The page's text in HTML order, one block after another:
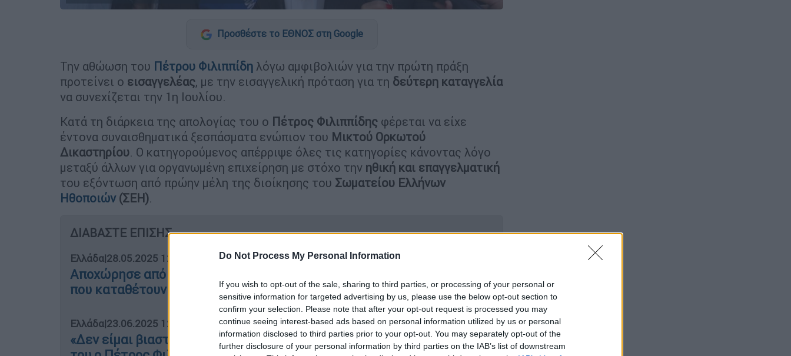
Do Not Process My Personal Information
If you wish to opt-out of the sale, sharing to third parties, or processing of your personal or
sensitive information for targeted advertising by us, please use the below opt-out section to
confirm your selection. Please note that after your opt-out request is processed you may
continue seeing interest-based ads based on personal information utilized by us or personal
information disclosed to third parties prior to your opt-out. You may separately opt-out of the
further disclosure of your personal information by third parties on the IAB’s list of downstream
Προσθέστε το ΕΘΝΟΣ στη Google
Την αθώωση του Πέτρου Φιλιππίδη λόγω αμφιβολιών για την πρώτη πράξη
προτείνει ο εισαγγελέας, με την εισαγγελική πρόταση για τη δεύτερη καταγγελία
να συνεχίζεται την 1η Ιουλίου.
Κατά τη διάρκεια της απολογίας του ο Πέτρος Φιλιππίδης φέρεται να είχε
έντονα συναισθηματικά ξεσπάσματα ενώπιον του Μικτού Ορκωτού
Δικαστηρίου. Ο κατηγορούμενος απέρριψε όλες τις κατηγορίες κάνοντας λόγο
μεταξύ άλλων για οργανωμένη επιχείρηση με στόχο την ηθική και επαγγελματική
του εξόντωση από πρώην μέλη της διοίκησης του Σωματείου Ελλήνων
Ηθοποιών (ΣΕΗ).
ΔΙΑΒΑΣΤΕ ΕΠΙΣΗΣ
Ελλάδα|28.05.2025 12:29
Αποχώρησε από τη δίκη ο Φιλιππίδης, λόγω αδιαθεσίας - Οι μάρτυρες
που καταθέτουν υπέρ του
Ελλάδα|23.06.2025 12:25
«Δεν είμαι βιαστής, υπήρχε διάθεση φλερτ» - Τι είπε στην απολογία